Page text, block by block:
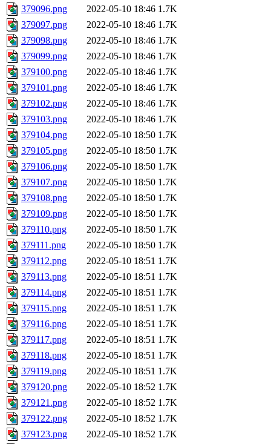
379096.png
2022-05-10 18:46 1.7K
379097.png
2022-05-10 18:46 1.7K
379098.png
2022-05-10 18:46 1.7K
379099.png
2022-05-10 18:46 1.7K
379100.png
2022-05-10 18:46 1.7K
379101.png
2022-05-10 18:46 1.7K
379102.png
2022-05-10 18:46 1.7K
379103.png
2022-05-10 18:46 1.7K
379104.png
2022-05-10 18:50 1.7K
379105.png
2022-05-10 18:50 1.7K
379106.png
2022-05-10 18:50 1.7K
379107.png
2022-05-10 18:50 1.7K
379108.png
2022-05-10 18:50 1.7K
379109.png
2022-05-10 18:50 1.7K
379110.png
2022-05-10 18:50 1.7K
379111.png
2022-05-10 18:50 1.7K
379112.png
2022-05-10 18:51 1.7K
379113.png
2022-05-10 18:51 1.7K
379114.png
2022-05-10 18:51 1.7K
379115.png
2022-05-10 18:51 1.7K
379116.png
2022-05-10 18:51 1.7K
379117.png
2022-05-10 18:51 1.7K
379118.png
2022-05-10 18:51 1.7K
379119.png
2022-05-10 18:51 1.7K
379120.png
2022-05-10 18:52 1.7K
379121.png
2022-05-10 18:52 1.7K
379122.png
2022-05-10 18:52 1.7K
379123.png
2022-05-10 18:52 1.7K